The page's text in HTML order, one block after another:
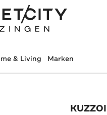
& Living Marken
KUZZOI